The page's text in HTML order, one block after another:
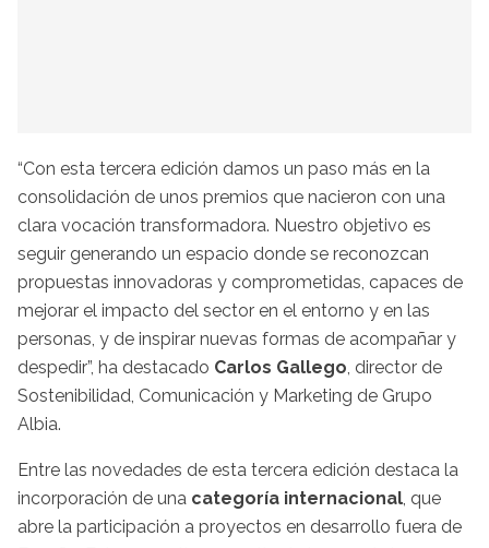
“Con esta tercera edición damos un paso más en la
consolidación de unos premios que nacieron con una
clara vocación transformadora. Nuestro objetivo es
seguir generando un espacio donde se reconozcan
propuestas innovadoras y comprometidas, capaces de
mejorar el impacto del sector en el entorno y en las
personas, y de inspirar nuevas formas de acompañar y
despedir”, ha destacado Carlos Gallego, director de
Sostenibilidad, Comunicación y Marketing de Grupo
Albia.
Entre las novedades de esta tercera edición destaca la
incorporación de una categoría internacional, que
abre la participación a proyectos en desarrollo fuera de